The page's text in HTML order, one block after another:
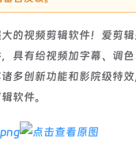
的视频剪辑软件！爱剪
具有给视频加字幕、调
多创新功能和影院级特
软件。